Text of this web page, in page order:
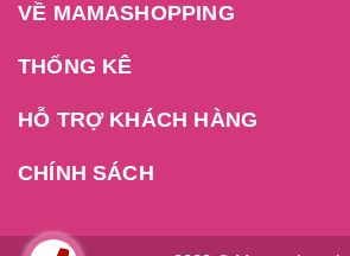
VỀ MAMASHOPPING
THỐNG KÊ
HỖ TRỢ KHÁCH HÀNG
CHÍNH SÁCH